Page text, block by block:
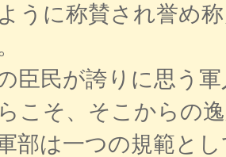
うに称賛され誉め
臣民が誇りに思う軍
こそ、そこからの
部は一つの規範と